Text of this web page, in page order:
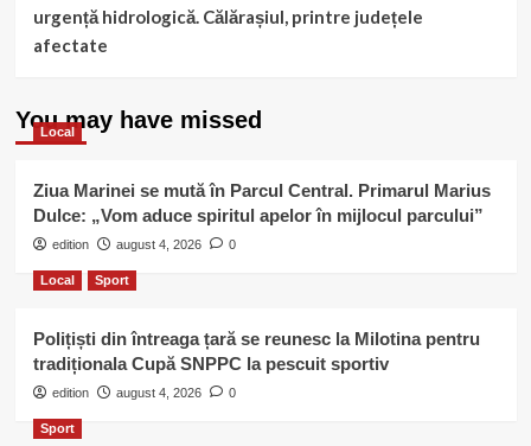
urgență hidrologică. Călărașiul, printre județele
afectate
You may have missed
Local
Ziua Marinei se mută în Parcul Central. Primarul Marius
Dulce: „Vom aduce spiritul apelor în mijlocul parcului”
edition august 4, 2026 0
Local Sport
Polițiști din întreaga țară se reunesc la Milotina pentru
tradiționala Cupă SNPPC la pescuit sportiv
edition august 4, 2026 0
Sport